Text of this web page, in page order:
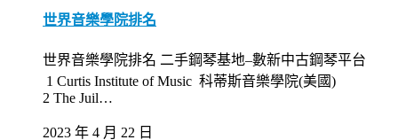
世界音樂學院排名
世界音樂學院排名 二手鋼琴基地–數新中古鋼琴平台
1 Curtis Institute of Music 科蒂斯音樂學院(美國)
2 The Juil…
2023 年 4 月 22 日